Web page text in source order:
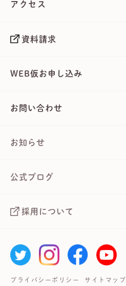
アクセス
資料請求
WEB仮お申し込み
お問い合わせ
お知らせ
公式ブログ
採用について
プライバシーポリシー サイトマップ